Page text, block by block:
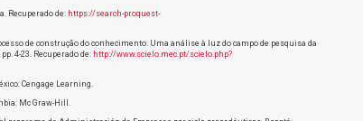
Recuperado de: https://search-proquest-
de construção do conhecimento. Uma análise à luz do campo de pesquisa da
4-23. Recuperado de: http://www.scielo.mec.pt/scielo.php?
Cengage Learning.
Mc Graw-Hill.